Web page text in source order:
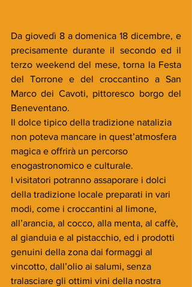
Da giovedì 8 a domenica 18 dicembre, e
precisamente durante il secondo ed il
terzo weekend del mese, torna la Festa
del Torrone e del croccantino a San
Marco dei Cavoti, pittoresco borgo del
Beneventano.
Il dolce tipico della tradizione natalizia
non poteva mancare in quest’atmosfera
magica e offrirà un percorso
enogastronomico e culturale.
I visitatori potranno assaporare i dolci
della tradizione locale preparati in vari
modi, come i croccantini al limone,
all’arancia, al cocco, alla menta, al caffè,
al gianduia e al pistacchio, ed i prodotti
genuini della zona dai formaggi al
vincotto, dall’olio ai salumi, senza
tralasciare gli ottimi vini della nostra